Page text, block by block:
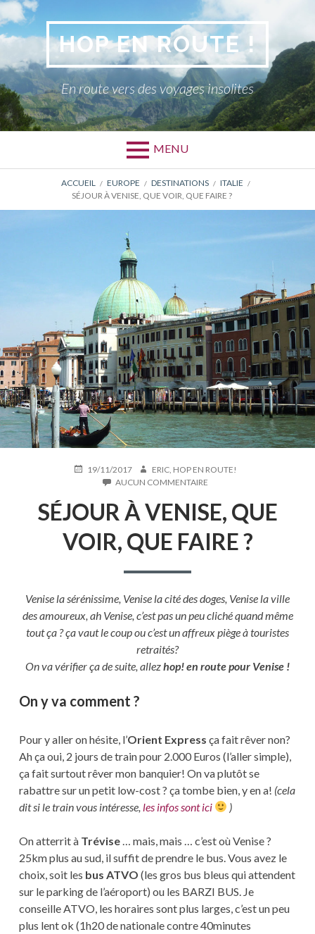
Aller
au
contenu
HOP EN ROUTE !
En route vers des voyages insolites
MENU
D'ARIANE
ACCUEIL EUROPE DESTINATIONS
ITALIE
SÉJOUR À VENISE, QUE VOIR, QUE FAIRE ?
PUBLIÉ19/11/2017 AUTEUR
ERIC, HOP EN ROUTE!
AUCUN COMMENTAIRE
À
VENISE,
QUE
VOIR,
SÉJOUR À VENISE, QUE
VOIR, QUE FAIRE ?
Venise la sérénissime, Venise la cité des doges, Venise la ville
des amoureux, ah Venise, c’est pas un peu cliché quand même
tout ça ? ça vaut le coup ou c’est un affreux piège à touristes
retraités?
On va vérifier ça de suite, allezhop! en route pour Venise !
On y va comment ?
Pour y aller on hésite, l’Orient Express ça fait rêver non?
Ah ça oui, 2 jours de train pour 2.000 Euros (l’aller simple),
ça fait surtout rêver mon banquier! On va plutôt se
rabattre sur un petit low-cost ? ça tombe bien, y en a! (cela
dit si le train vous intéresse, les infos sont ici )
On atterrit à Trévise… mais, mais … c’est où Venise ?
25km plus au sud, il suffit de prendre le bus. Vous avez le
choix, soit les bus ATVO (les gros bus bleus qui attendent
sur le parking de l’aéroport) ou les BARZI BUS. Je
conseille ATVO, les horaires sont plus larges, c’est un peu
plus lent ok (1h20 de nationale contre 40minutes